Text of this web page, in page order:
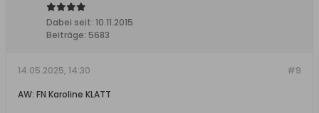
Dabei seit: 10.11.2015
Beiträge: 5683
#9
14.05.2025, 14:30
AW: FN Karoline KLATT